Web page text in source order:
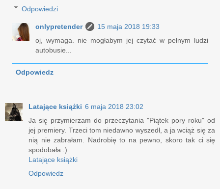
Odpowiedzi
onlypretender
15 maja 2018 19:33
oj, wymaga. nie mogłabym jej czytać w pełnym ludzi
autobusie...
Odpowiedz
Latające książki 6 maja 2018 23:02
Ja się przymierzam do przeczytania "Piątek pory roku" od
jej premiery. Trzeci tom niedawno wyszedł, a ja wciąż się za
nią nie zabrałam. Nadrobię to na pewno, skoro tak ci się
spodobała :)
Latające książki
Odpowiedz